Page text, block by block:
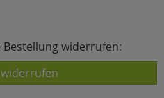
widerrufen: